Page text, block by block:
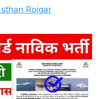
Rojgar